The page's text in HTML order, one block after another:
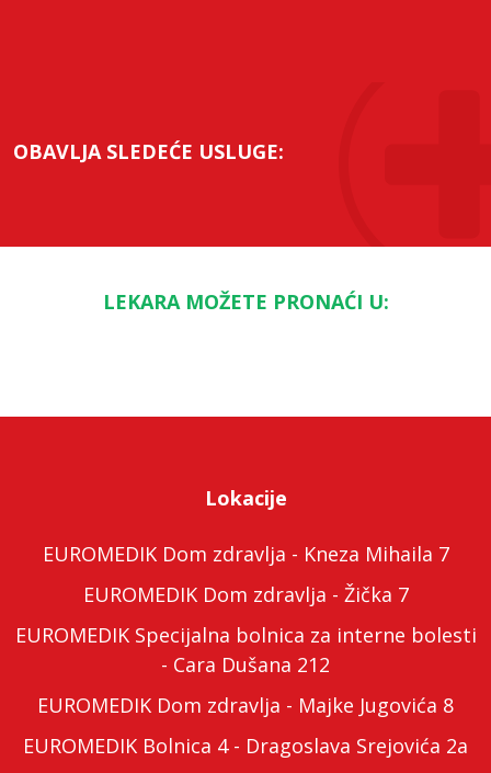
OBAVLJA SLEDEĆE USLUGE:
LEKARA MOŽETE PRONAĆI U:
Lokacije
EUROMEDIK Dom zdravlja - Kneza Mihaila 7
EUROMEDIK Dom zdravlja - Žička 7
EUROMEDIK Specijalna bolnica za interne bolesti
- Cara Dušana 212
EUROMEDIK Dom zdravlja - Majke Jugovića 8
EUROMEDIK Bolnica 4 - Dragoslava Srejovića 2a